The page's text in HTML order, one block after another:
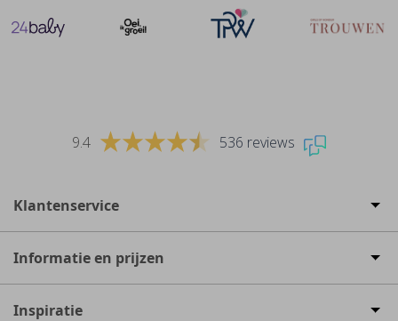
9.4 536 reviews
Klantenservice
Informatie en prijzen
Inspiratie